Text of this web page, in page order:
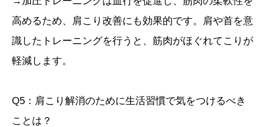
高めるため、肩こり改善にも効果的です。肩や首を意
識したトレーニングを行うと、筋肉がほぐれてこりが
軽減します。
Q5：肩こり解消のために生活習慣で気をつけるべき
ことは？